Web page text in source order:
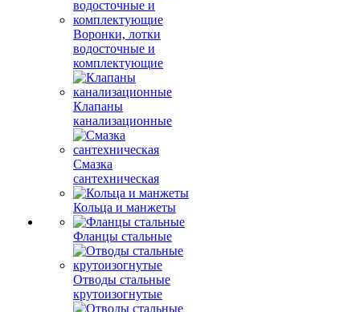
Воронки, лотки
водосточные и
комплектующие
Клапаны
канализационные
Смазка
сантехническая
Кольца и манжеты
Фланцы стальные
Отводы стальные
крутоизогнутые